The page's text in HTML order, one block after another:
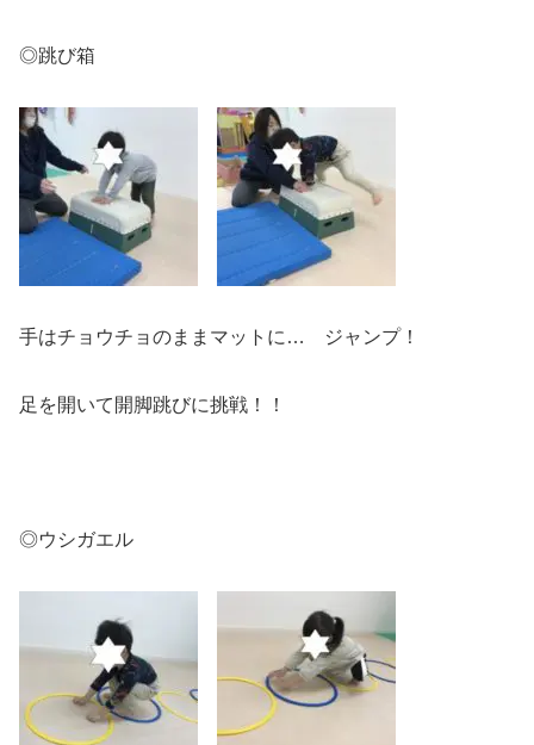
◎跳び箱
手はチョウチョのままマットに… ジャンプ！
足を開いて開脚跳びに挑戦！！
◎ウシガエル